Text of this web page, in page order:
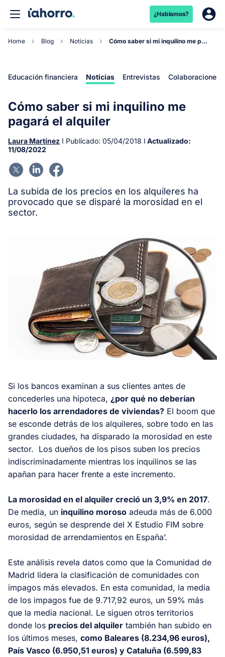
¿Hablamos?
Home Blog Noticias Cómo saber si mi inquilino me pagará el alquiler...
Educación financiera Noticias Entrevistas Colaboraciones
Cómo saber si mi inquilino me
pagará el alquiler
Laura Martínez I Publicado: 05/04/2018 I Actualizado:
11/08/2022
La subida de los precios en los alquileres ha
provocado que se disparé la morosidad en el
sector.
Si los bancos examinan a sus clientes antes de
concederles una hipoteca, ¿por qué no deberían
hacerlo los arrendadores de viviendas? El boom que
se esconde detrás de los alquileres, sobre todo en las
grandes ciudades, ha disparado la morosidad en este
sector. Los dueños de los pisos suben los precios
indiscriminadamente mientras los inquilinos se las
apañan para hacer frente a este incremento.
La morosidad en el alquiler creció un 3,9% en 2017.
De media, un inquilino moroso adeuda más de 6.000
euros, según se desprende del X Estudio FIM sobre
morosidad de arrendamientos en España’.
Este análisis revela datos como que la Comunidad de
Madrid lidera la clasificación de comunidades con
impagos más elevados. En esta comunidad, la media
de los impagos fue de 9.717,92 euros, un 59% más
que la media nacional. Le siguen otros territorios
donde los precios del alquiler también han subido en
los últimos meses, como Baleares (8.234,96 euros),
País Vasco (6.950,51 euros) y Cataluña (6.599,83